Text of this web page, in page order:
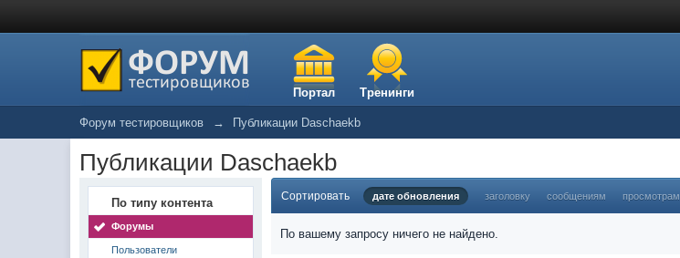
Портал Тренинги
Форум тестировщиков → Публикации Daschaekb
Публикации Daschaekb
По типу контента
Форумы
Пользователи
Сортировать дате обновления заголовку сообщениям просмотрам
По вашему запросу ничего не найдено.